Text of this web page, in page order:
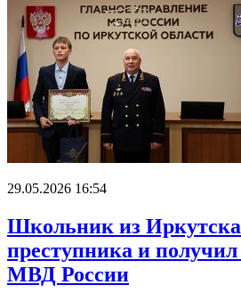
29.05.2026 16:54
Школьник из
преступника и получил
МВД России